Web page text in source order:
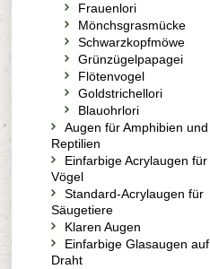
Frauenlori
Mönchsgrasmücke
Schwarzkopfmöwe
Grünzügelpapagei
Flötenvogel
Goldstrichellori
Blauohrlori
Augen für Amphibien und
Reptilien
Einfarbige Acrylaugen für
Vögel
Standard-Acrylaugen für
Säugetiere
Klaren Augen
Einfarbige Glasaugen auf
Draht